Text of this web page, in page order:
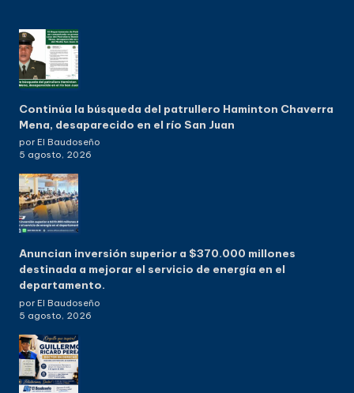
Continúa la búsqueda del patrullero Haminton Chaverra
Mena, desaparecido en el río San Juan
por El Baudoseño
5 agosto, 2026
Anuncian inversión superior a $370.000 millones
destinada a mejorar el servicio de energía en el
departamento.
por El Baudoseño
5 agosto, 2026